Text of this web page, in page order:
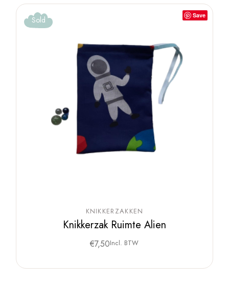
Save
Sold
KNIKKERZAKKEN
Knikkerzak Ruimte Alien
€7,50Incl. BTW